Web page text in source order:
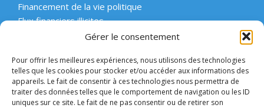
Gérer le consentement
Pour offrir les meilleures expériences, nous utilisons des technologies
telles que les cookies pour stocker et/ou accéder aux informations des
appareils. Le fait de consentir à ces technologies nous permettra de
traiter des données telles que le comportement de navigation ou les ID
uniques sur ce site. Le fait de ne pas consentir ou de retirer son
Financement de la vie politique
Flux financiers illicites
Intégrité et transparence du secteur privé
Protection des lanceurs d’alerte
Affaires emblématiques
Etat de droit et démocratie